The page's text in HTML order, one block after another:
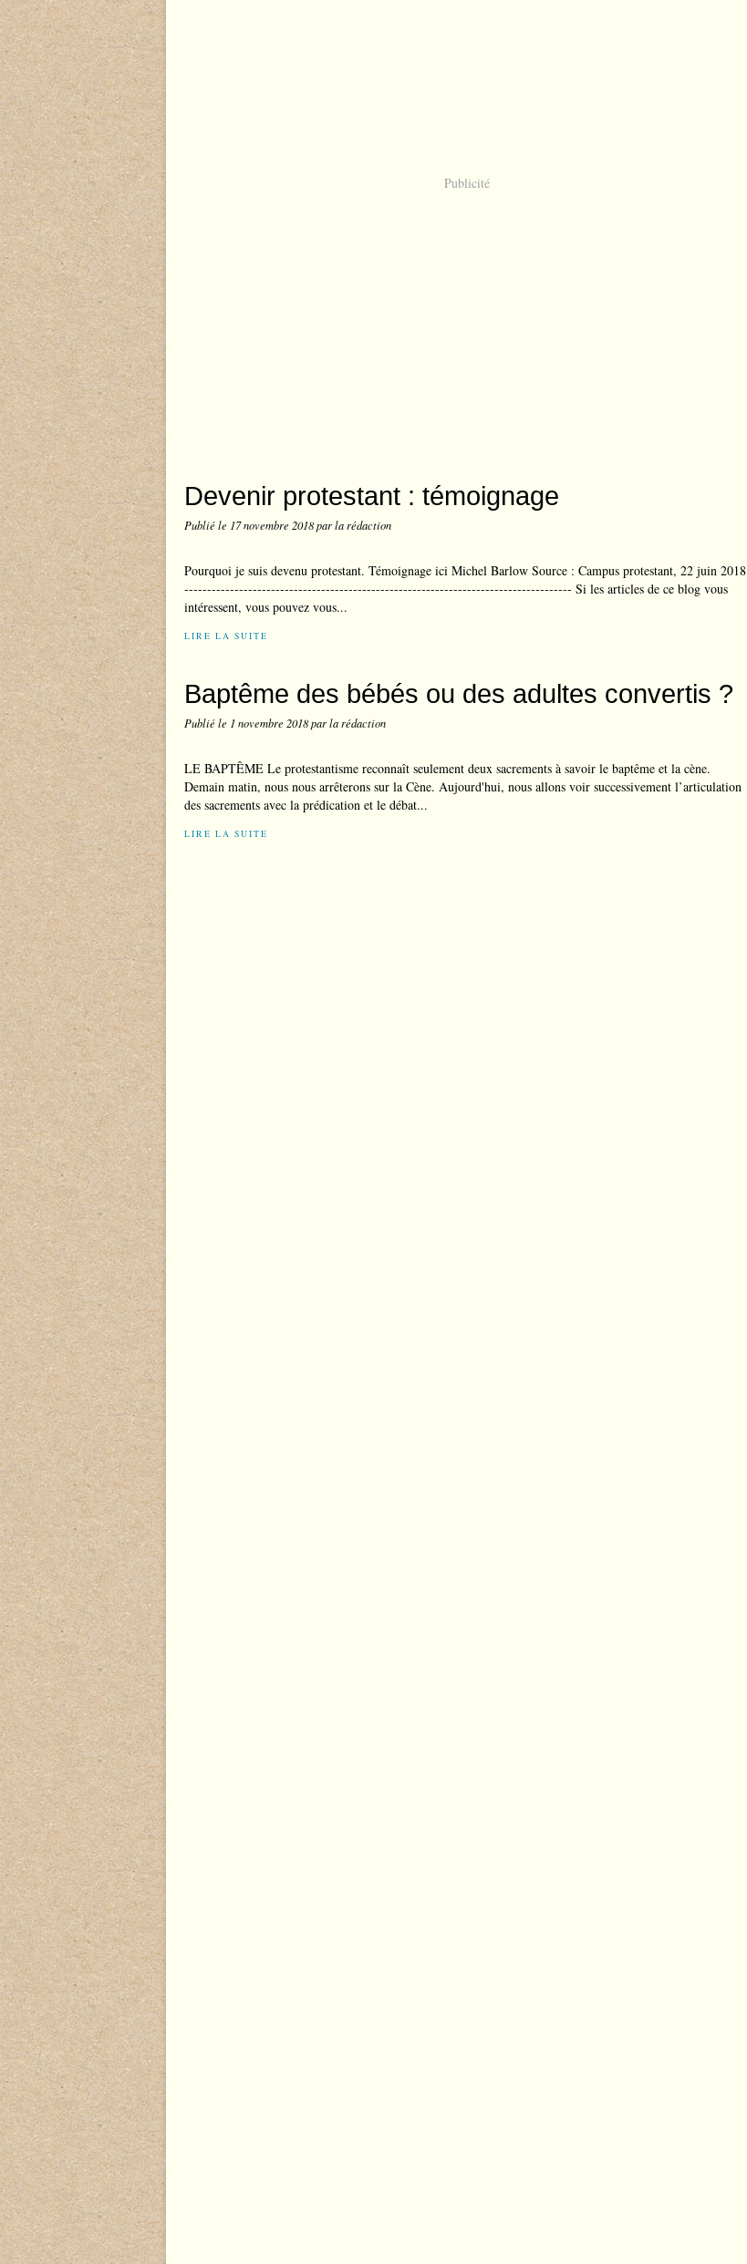
Publicité
Devenir protestant : témoignage
Publié le 17 novembre 2018par la rédaction
Pourquoi je suis devenu protestant. Témoignage ici Michel Barlow Source : Campus protestant, 22 juin 2018
------------------------------------------------------------------------------------- Si les articles de ce blog vous
intéressent, vous pouvez vous...
LIRE LA SUITE
Baptême des bébés ou des adultes convertis ?
Publié le 1 novembre 2018par la rédaction
LE BAPTÊME Le protestantisme reconnaît seulement deux sacrements à savoir le baptême et la cène.
Demain matin, nous nous arrêterons sur la Cène. Aujourd'hui, nous allons voir successivement l’articulation
des sacrements avec la prédication et le débat...
LIRE LA SUITE